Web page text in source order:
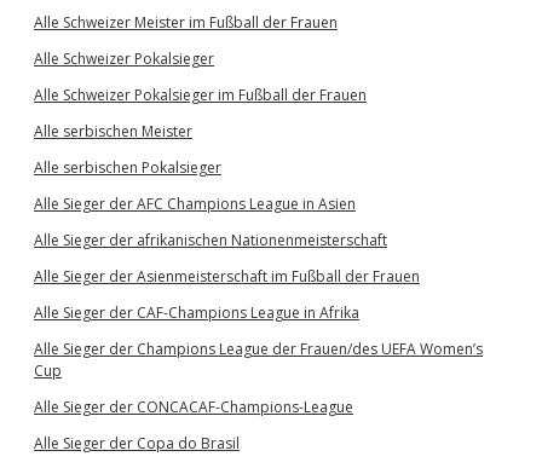
Alle Schweizer Meister im Fußball der Frauen
Alle Schweizer Pokalsieger
Alle Schweizer Pokalsieger im Fußball der Frauen
Alle serbischen Meister
Alle serbischen Pokalsieger
Alle Sieger der AFC Champions League in Asien
Alle Sieger der afrikanischen Nationenmeisterschaft
Alle Sieger der Asienmeisterschaft im Fußball der Frauen
Alle Sieger der CAF-Champions League in Afrika
Alle Sieger der Champions League der Frauen/des UEFA Women’s
Cup
Alle Sieger der CONCACAF-Champions-League
Alle Sieger der Copa do Brasil